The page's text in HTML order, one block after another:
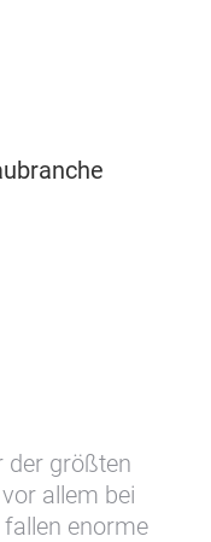
der größten
allem bei
enorme